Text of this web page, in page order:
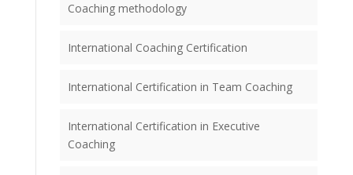
Coaching methodology
International Coaching Certification
International Certification in Team Coaching
International Certification in Executive
Coaching